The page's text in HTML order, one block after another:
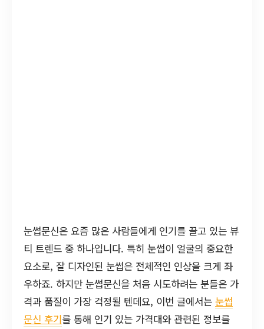
눈썹문신은 요즘 많은 사람들에게 인기를 끌고 있는 뷰
티 트렌드 중 하나입니다. 특히 눈썹이 얼굴의 중요한
요소로, 잘 디자인된 눈썹은 전체적인 인상을 크게 좌
우하죠. 하지만 눈썹문신을 처음 시도하려는 분들은 가
격과 품질이 가장 걱정될 텐데요, 이번 글에서는 눈썹
문신 후기를 통해 인기 있는 가격대와 관련된 정보를